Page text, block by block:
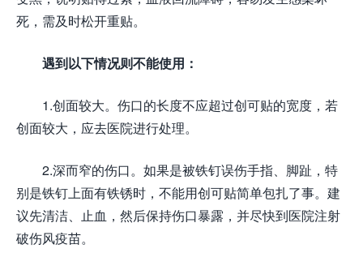
死，需及时松开重贴。
遇到以下情况则不能使用：
1.创面较大。伤口的长度不应超过创可贴的宽度，若
创面较大，应去医院进行处理。
2.深而窄的伤口。如果是被铁钉误伤手指、脚趾，特
别是铁钉上面有铁锈时，不能用创可贴简单包扎了事。建
议先清洁、止血，然后保持伤口暴露，并尽快到医院注射
破伤风疫苗。